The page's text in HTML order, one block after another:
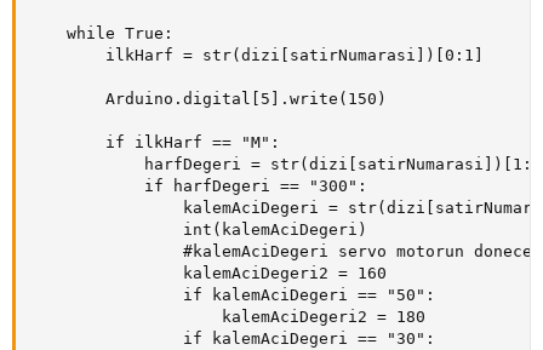
    while True:
        ilkHarf = str(dizi[satirNumarasi])[0:1]
        Arduino.digital[5].write(150)
        if ilkHarf == "M":
harfDegeri =
            if harfDegeri == "300":
kalemAciDegeri =
                int(kalemAciDegeri)
#kalemAciDegeri servo motorun
                kalemAciDegeri2 = 160
                if kalemAciDegeri == "50":
                    kalemAciDegeri2 = 180
                if kalemAciDegeri == "30":